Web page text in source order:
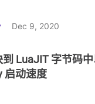
Dec 9, 2020
LuaJIT 字节码
启动速度